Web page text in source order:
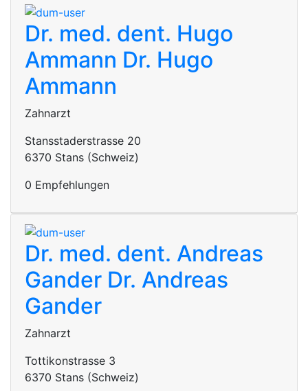
Dr. med. dent. Hugo
Ammann Dr. Hugo
Ammann
Zahnarzt
Stansstaderstrasse 20
6370 Stans (Schweiz)
0 Empfehlungen
Dr. med. dent. Andreas
Gander Dr. Andreas
Gander
Zahnarzt
Tottikonstrasse 3
6370 Stans (Schweiz)